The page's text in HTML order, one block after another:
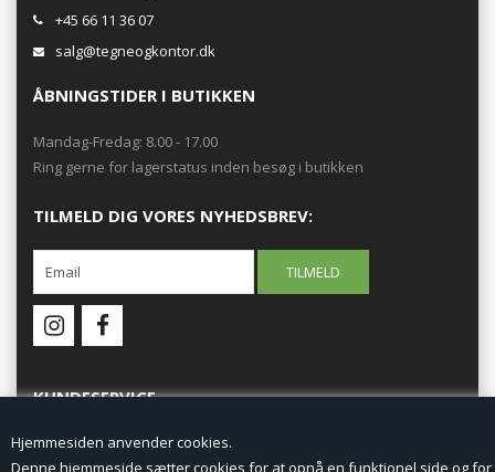
Hjemmesiden anvender cookies.
Denne hjemmeside sætter cookies for at opnå en funktionel side og for
+45 66 11 36 07
salg@tegneogkontor.dk
ÅBNINGSTIDER I BUTIKKEN
Mandag-Fredag: 8.00 - 17.00
Ring gerne for lagerstatus inden besøg i butikken
TILMELD DIG VORES NYHEDSBREV:
KUNDESERVICE